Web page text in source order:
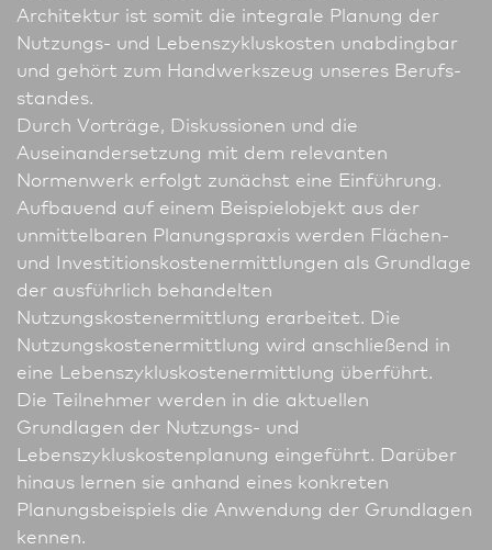
Archi­tektur ist somit die integrale Planung der
Nutzungs- und Lebenszykluskosten unabdingbar
und gehört zum Handwerkszeug unseres Berufs­
standes.
Durch Vorträge, Diskussionen und die
Auseinandersetzung mit dem relevanten
Normenwerk erfolgt zunächst eine Einführung.
Aufbauend auf einem Beispielobjekt aus der
unmittelbaren Planungs­praxis werden Flächen-
und Investitionskostenermittlungen als Grundlage
der ausführlich behandelten
Nutzungskostenermittlung erarbeitet. Die
Nutzungskostenermittlung wird anschließend in
eine Lebenszykluskostenermittlung überführt.
Die Teilnehmer werden in die aktuellen
Grundlagen der Nutzungs- und
Lebenszykluskostenplanung eingeführt. Darüber
hinaus lernen sie anhand eines konkreten
Planungsbeispiels die Anwendung der Grundlagen
kennen.